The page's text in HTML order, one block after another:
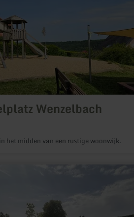
Wenzelbach
het midden van een rustige woonwijk.